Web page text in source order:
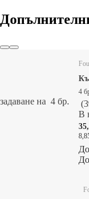
задаване на 4 бр.
4
(
В